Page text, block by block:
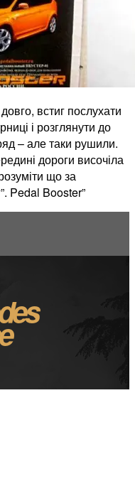
встиг послухати
і розглянути до
– але таки рушили.
дороги височіла
що за
Pedal Booster”